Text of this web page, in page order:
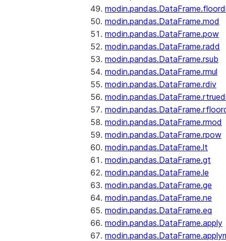
modin.pandas.DataFrame.mod
modin.pandas.DataFrame.pow
modin.pandas.DataFrame.radd
modin.pandas.DataFrame.rsub
modin.pandas.DataFrame.rmul
modin.pandas.DataFrame.rdiv
modin.pandas.DataFrame.rmod
modin.pandas.DataFrame.rpow
modin.pandas.DataFrame.lt
modin.pandas.DataFrame.gt
modin.pandas.DataFrame.le
modin.pandas.DataFrame.ge
modin.pandas.DataFrame.ne
modin.pandas.DataFrame.eq
modin.pandas.DataFrame.apply